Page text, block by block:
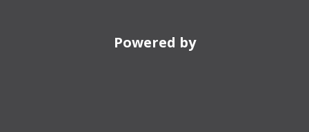
Powered by